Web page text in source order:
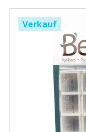
Verkauf